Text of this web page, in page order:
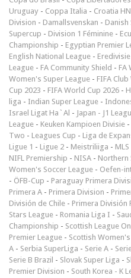
Uruguay - Coppa Italia - Croatia
Division - Damallsvenskan - Danish
Supercup - Division 1 Féminine -
Championship - Egyptian Premier
English National League - Eredivisie
League - FA Community Shield - FA
Women's Super League - FIFA
Cup 2023 - FIFA World Cup 2026 -
liga - Indian Super League -
Israel Ligat Ha`Al - Japan - J1
League - Keuken Kampioen Divisie -
Two - Leagues Cup - Liga de
Ligue 1 - Ligue 2 - Meistriliiga - MLS
NIFL Premiership - NISA - Northern
Women's Soccer League - Oefen-
- ÖFB-Cup - Paraguay Primera
Primera A - Primera Division -
División de Chile - Primera División
Stars League - Romania Liga I -
Championship - Scottish League
Premier League - Scottish
A - Serbia SuperLiga - Serie A -
Serie B Brazil - Slovak Super Liga -
Premier Division - South Korea - K